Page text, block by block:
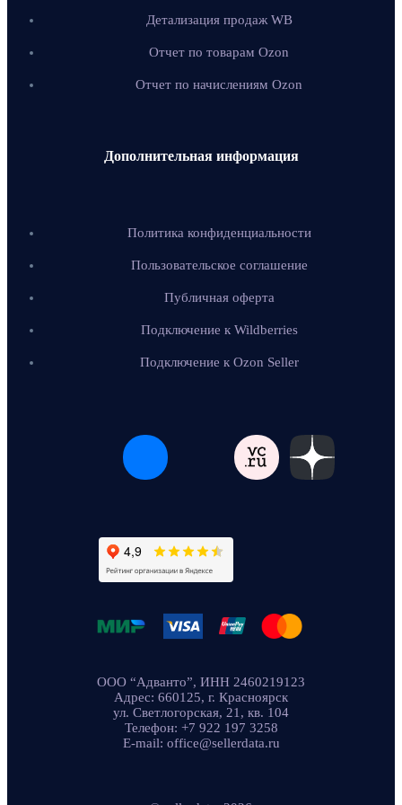
Детализация продаж WB
Отчет по товарам Ozon
Отчет по начислениям Ozon
Дополнительная информация
Политика конфиденциальности
Пользовательское соглашение
Публичная оферта
Подключение к Wildberries
Подключение к Ozon Seller
ООО “Адванто”, ИНН 2460219123
Адрес: 660125, г. Красноярск
ул. Светлогорская, 21, кв. 104
Телефон: +7 922 197 3258
E-mail: office@sellerdata.ru